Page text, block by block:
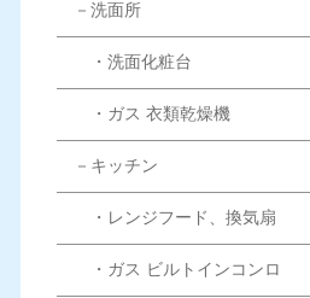
－洗面所
・洗面化粧台
・ガス 衣類乾燥機
－キッチン
・レンジフード、換気扇
・ガス ビルトインコンロ